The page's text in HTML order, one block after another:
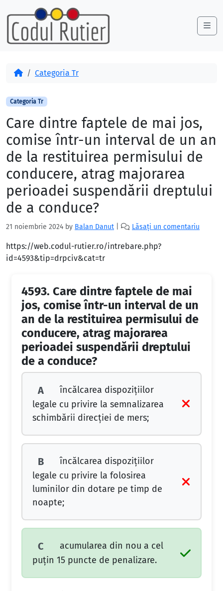
Skip to content
Skip to footer
AcasăCategoria Tr
Categoria Tr
Care dintre faptele de mai jos,
comise într-un interval de un an
de la restituirea permisului de
conducere, atrag majorarea
perioadei suspendării dreptului
de a conduce?
21 noiembrie 2024 by Balan Danut Lăsați un comentariu
https://web.codul-rutier.ro/intrebare.php?
id=4593&tip=drpciv&cat=tr
4593. Care dintre faptele de mai
jos, comise într-un interval de un
an de la restituirea permisului de
conducere, atrag majorarea
perioadei suspendării dreptului
de a conduce?
A
încălcarea dispozițiilor
legale cu privire la semnalizarea
schimbării direcției de mers;
B
încălcarea dispozițiilor
legale cu privire la folosirea
luminilor din dotare pe timp de
noapte;
C
acumularea din nou a cel
puțin 15 puncte de penalizare.